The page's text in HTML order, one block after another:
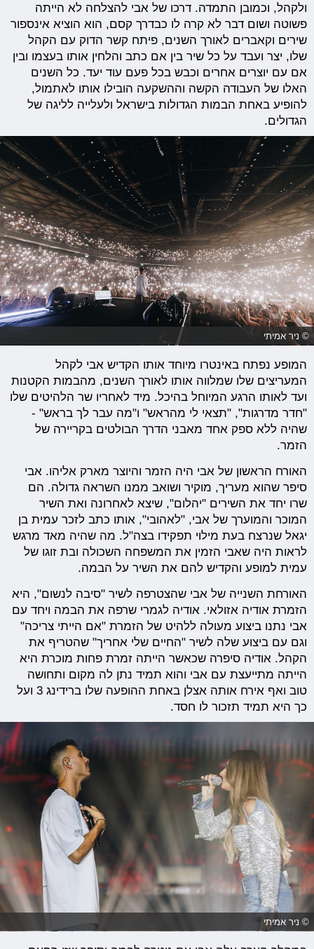
ולקהל, וכמובן התמדה. דרכו של אבי להצלחה לא הייתה
פשוטה ושום דבר לא קרה לו כבדרך קסם, הוא הוציא אינספור
שירים וקאברים לאורך השנים, פיתח קשר הדוק עם הקהל
שלו, יצר ועבד על כל שיר בין אם כתב והלחין אותו בעצמו ובין
אם עם יוצרים אחרים וכבש בכל פעם עוד יעד. כל השנים
האלו של העבודה הקשה וההשקעה הובילו אותו לאתמול,
להופיע באחת הבמות הגדולות בישראל ולעלייה לליגה של
הגדולים.
© ניר אמיתי
המופע נפתח באינטרו מיוחד אותו הקדיש אבי לקהל
המעריצים שלו שמלווה אותו לאורך השנים, מהבמות הקטנות
ועד לאותו הרגע המיוחל בהיכל. מיד לאחריו שר הלהיטים שלו
"חדר מדרגות", "תצאי לי מהראש" ו"מה עבר לך בראש" -
שהיה ללא ספק אחד מאבני הדרך הבולטים בקריירה של
הזמר.
האורח הראשון של אבי היה הזמר והיוצר מארק אליהו. אבי
סיפר שהוא מעריך, מוקיר ושואב ממנו השראה גדולה. הם
שרו יחד את השירים "יהלום", שיצא לאחרונה ואת השיר
המוכר והמוערך של אבי, "לאהובי", אותו כתב לזכר עמית בן
יגאל שנרצח בעת מילוי תפקידו בצה"ל. מה שהיה מאד מרגש
לראות היה שאבי הזמין את המשפחה השכולה ובת זוגו של
עמית למופע והקדיש להם את השיר על הבמה.
האורחת השנייה של אבי שהצטרפה לשיר "סיבה לנשום", היא
הזמרת אודיה אזולאי. אודיה לגמרי שרפה את הבמה ויחד עם
אבי נתנו ביצוע מעולה ללהיט של הזמרת "אם הייתי צריכה"
וגם עם ביצוע שלה לשיר "החיים שלי אחריך" שהטריף את
הקהל. אודיה סיפרה שכאשר הייתה זמרת פחות מוכרת היא
הייתה מתייעצת עם אבי והוא תמיד נתן לה מקום ותחושה
טוב ואף אירח אותה אצלן באחת ההופעה שלו ברידינג 3 ועל
כך היא תמיד תזכור לו חסד.
© ניר אמיתי